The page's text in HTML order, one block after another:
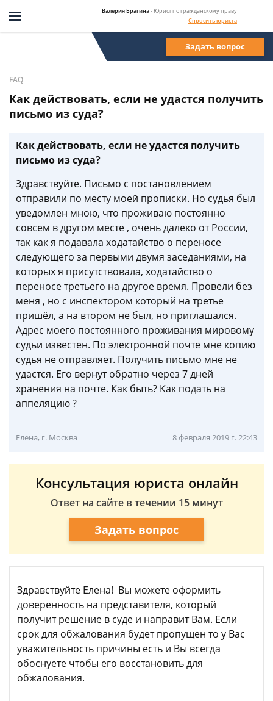
Валерия Брагина- Юрист по гражданскому праву
Спросить юриста
Задать вопрос
FAQ
Как действовать, если не удастся получить
письмо из суда?
Как действовать, если не удастся получить
письмо из суда?
Здравствуйте. Письмо с постановлением
отправили по месту моей прописки. Но судья был
уведомлен мною, что проживаю постоянно
совсем в другом месте , очень далеко от России,
так как я подавала ходатайство о переносе
следующего за первыми двумя заседаниями, на
которых я присутствовала, ходатайство о
переносе третьего на другое время. Провели без
меня , но с инспектором который на третье
пришёл, а на втором не был, но приглашался.
Адрес моего постоянного проживания мировому
судьи известен. По электронной почте мне копию
судья не отправляет. Получить письмо мне не
удастся. Его вернут обратно через 7 дней
хранения на почте. Как быть? Как подать на
аппеляцию ?
Елена, г. Москва 8 февраля 2019 г. 22:43
Консультация юриста онлайн
Ответ на сайте в течении 15 минут
Задать вопрос
Здравствуйте Елена! Вы можете оформить
доверенность на представителя, который
получит решение в суде и направит Вам. Если
срок для обжалования будет пропущен то у Вас
уважительность причины есть и Вы всегда
обоснуете чтобы его восстановить для
обжалования.